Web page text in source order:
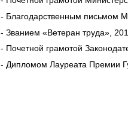
- Благодарственным письмом
- Званием «Ветеран труда»,
- Почетной грамотой
- Дипломом Лауреата Премии